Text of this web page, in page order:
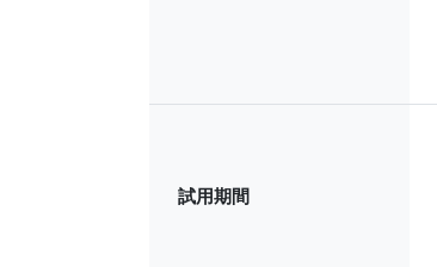
試用期間